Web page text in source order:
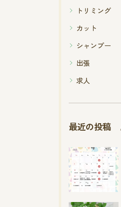
トリミング
カット
シャンプー
出張
求人
最近の投稿